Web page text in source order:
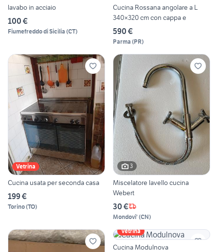
lavabo in acciaio
100 €
Fiumefreddo di Sicilia (CT)
Cucina Rossana angolare a L
340×320 cm con cappa e
590 €
Parma (PR)
Vetrina
Cucina usata per seconda casa
199 €
Torino(TO)
3
Miscelatore lavello cucina
Webert
30 €
Mondovi' (CN)
Vetrina
Cucina Modulnova